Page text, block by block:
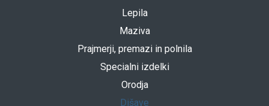
Lepila
Maziva
Prajmerji, premazi in polnila
Specialni izdelki
Orodja
Dišave